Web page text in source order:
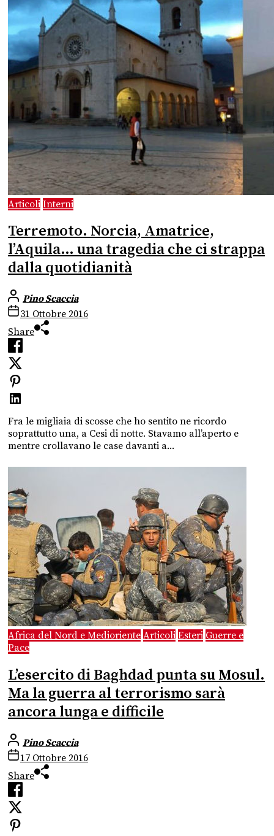
Articoli Interni
Terremoto. Norcia, Amatrice,
l’Aquila… una tragedia che ci strappa
dalla quotidianità
Pino Scaccia
31 Ottobre 2016
Share
Fra le migliaia di scosse che ho sentito ne ricordo
soprattutto una, a Cesi di notte. Stavamo all’aperto e
mentre crollavano le case davanti a...
Africa del Nord e Medioriente Articoli Esteri Guerre e
Pace
L’esercito di Baghdad punta su Mosul.
Ma la guerra al terrorismo sarà
ancora lunga e difficile
Pino Scaccia
17 Ottobre 2016
Share